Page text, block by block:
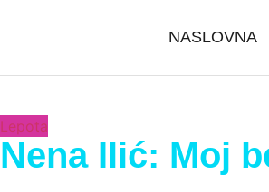
NASLOVNA
Lepota
Nena Ilić: Moj